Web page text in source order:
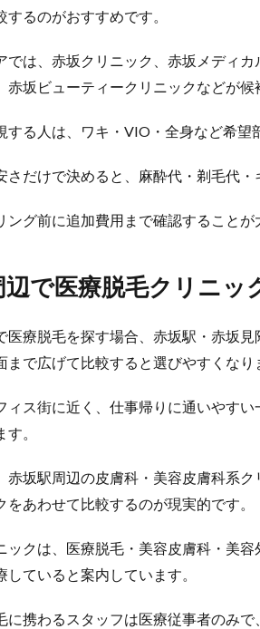
するのがおすすめです。
では、赤坂クリニック、赤坂メディ
赤坂ビューティークリニックなどが候
する人は、ワキ・VIO・全身など希望
さだけで決めると、麻酔代・剃毛代
ング前に追加費用まで確認することが
辺で医療脱毛クリニッ
医療脱毛を探す場合、赤坂駅・赤坂
まで広げて比較すると選びやすくなり
ィス街に近く、仕事帰りに通いやす
。
赤坂駅周辺の皮膚科・美容皮膚科系
をあわせて比較するのが現実的です。
ックは、医療脱毛・美容皮膚科・美
していると案内しています。
に携わるスタッフは医療従事者のみ